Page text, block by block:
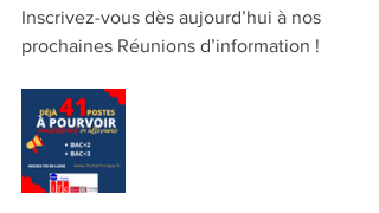
Inscrivez-vous dès aujourd’hui à nos
prochaines Réunions d’information !